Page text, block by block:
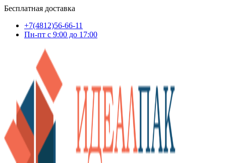
Бесплатная доставка
+7(4812)56-66-11
Пн-пт c 9:00 до 17:00